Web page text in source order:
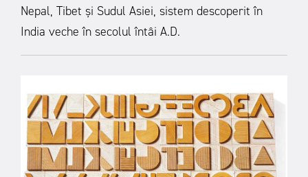
Nepal, Tibet și Sudul Asiei, sistem descoperit în
India veche în secolul întâi A.D.